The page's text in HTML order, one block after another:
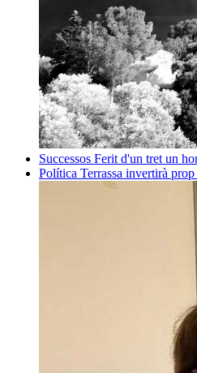
Successos Ferit d'un tret un
Política Terrassa invertirà